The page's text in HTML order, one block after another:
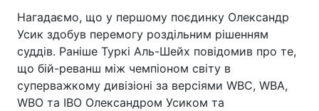
Нагадаємо, що у першому поєдинку Олександр
Усик здобув перемогу роздільним рішенням
суддів. Раніше Туркі Аль-Шейх повідомив про те,
що бій-реванш між чемпіоном світу в
суперважкому дивізіоні за версіями WBC, WBA,
WBO та IBO Олександром Усиком та